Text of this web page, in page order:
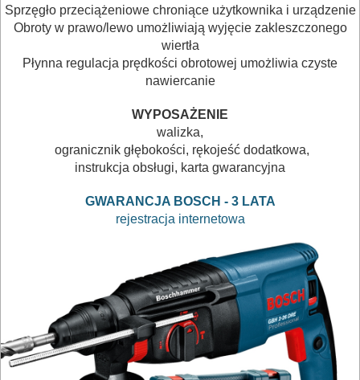
taśmowe
pistolety
PROXXON
przecinarki
satyniarki
strugi,
heble
Sprzęgło przeciążeniowe chroniące użytkownika i urządzenie
Obroty w prawo/lewo umożliwiają wyjęcie zakleszczonego
wiertła
Płynna regulacja prędkości obrotowej umożliwia czyste
nawiercanie
WYPOSAŻENIE
walizka,
ogranicznik głębokości, rękojeść dodatkowa,
instrukcja obsługi, karta gwarancyjna
GWARANCJA BOSCH - 3 LATA
rejestracja internetowa